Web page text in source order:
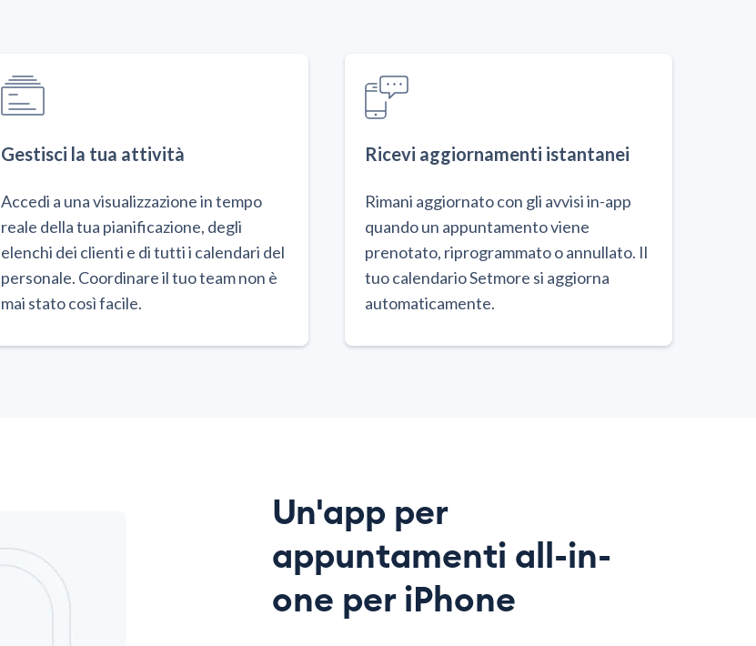
Gestisci la tua attività
Accedi a una visualizzazione in tempo
reale della tua pianificazione, degli
elenchi dei clienti e di tutti i calendari del
personale. Coordinare il tuo team non è
mai stato così facile.
Ricevi aggiornamenti istantanei
Rimani aggiornato con gli avvisi in-app
quando un appuntamento viene
prenotato, riprogrammato o annullato. Il
tuo calendario Setmore si aggiorna
automaticamente.
Un'app per
appuntamenti all-in-
one per iPhone